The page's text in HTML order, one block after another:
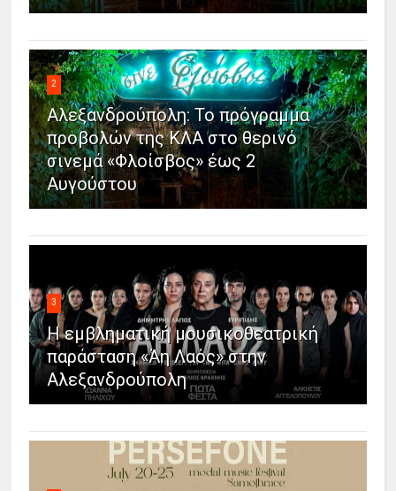
2
Αλεξανδρούπολη: Το πρόγραμμα
προβολών της ΚΛΑ στο θερινό
σινεμά «Φλοίσβος» έως 2
Αυγούστου
3
Η εμβληματική μουσικοθεατρική
παράσταση «Άη Λαός» στην
Αλεξανδρούπολη